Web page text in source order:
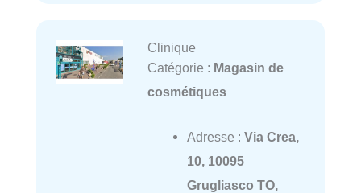
Clinique
Catégorie : Magasin de
cosmétiques
Adresse : Via Crea,
10, 10095
Grugliasco TO,